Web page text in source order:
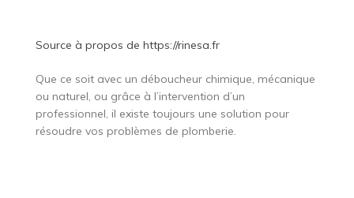
Source à propos de https://rinesa.fr
Que ce soit avec un déboucheur chimique, mécanique
ou naturel, ou grâce à l’intervention d’un
professionnel, il existe toujours une solution pour
résoudre vos problèmes de plomberie.